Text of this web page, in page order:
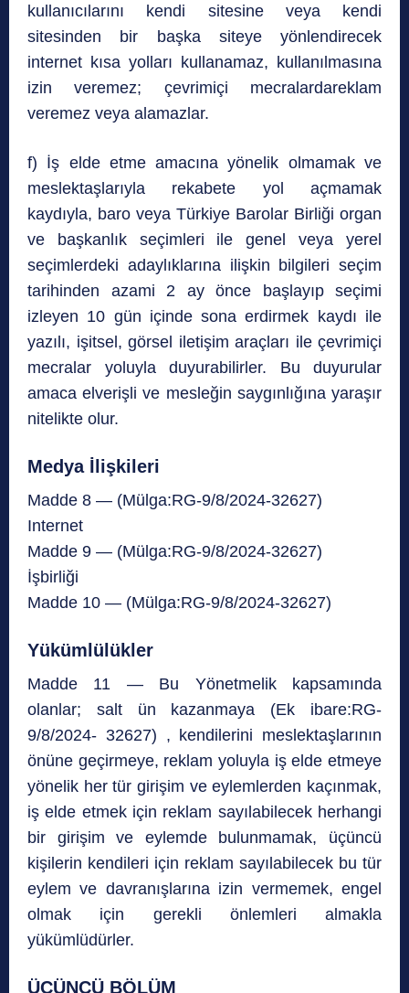
kullanıcılarını kendi sitesine veya kendi
sitesinden bir başka siteye yönlendirecek
internet kısa yolları kullanamaz, kullanılmasına
izin veremez; çevrimiçi mecralardareklam
veremez veya alamazlar.
f) İş elde etme amacına yönelik olmamak ve
meslektaşlarıyla rekabete yol açmamak
kaydıyla, baro veya Türkiye Barolar Birliği organ
ve başkanlık seçimleri ile genel veya yerel
seçimlerdeki adaylıklarına ilişkin bilgileri seçim
tarihinden azami 2 ay önce başlayıp seçimi
izleyen 10 gün içinde sona erdirmek kaydı ile
yazılı, işitsel, görsel iletişim araçları ile çevrimiçi
mecralar yoluyla duyurabilirler. Bu duyurular
amaca elverişli ve mesleğin saygınlığına yaraşır
nitelikte olur.
Medya İlişkileri
Madde 8 — (Mülga:RG-9/8/2024-32627)
Internet
Madde 9 — (Mülga:RG-9/8/2024-32627)
İşbirliği
Madde 10 — (Mülga:RG-9/8/2024-32627)
Yükümlülükler
Madde 11 — Bu Yönetmelik kapsamında
olanlar; salt ün kazanmaya (Ek ibare:RG-
9/8/2024- 32627) , kendilerini meslektaşlarının
önüne geçirmeye, reklam yoluyla iş elde etmeye
yönelik her tür girişim ve eylemlerden kaçınmak,
iş elde etmek için reklam sayılabilecek herhangi
bir girişim ve eylemde bulunmamak, üçüncü
kişilerin kendileri için reklam sayılabilecek bu tür
eylem ve davranışlarına izin vermemek, engel
olmak için gerekli önlemleri almakla
yükümlüdürler.
ÜÇÜNCÜ BÖLÜM